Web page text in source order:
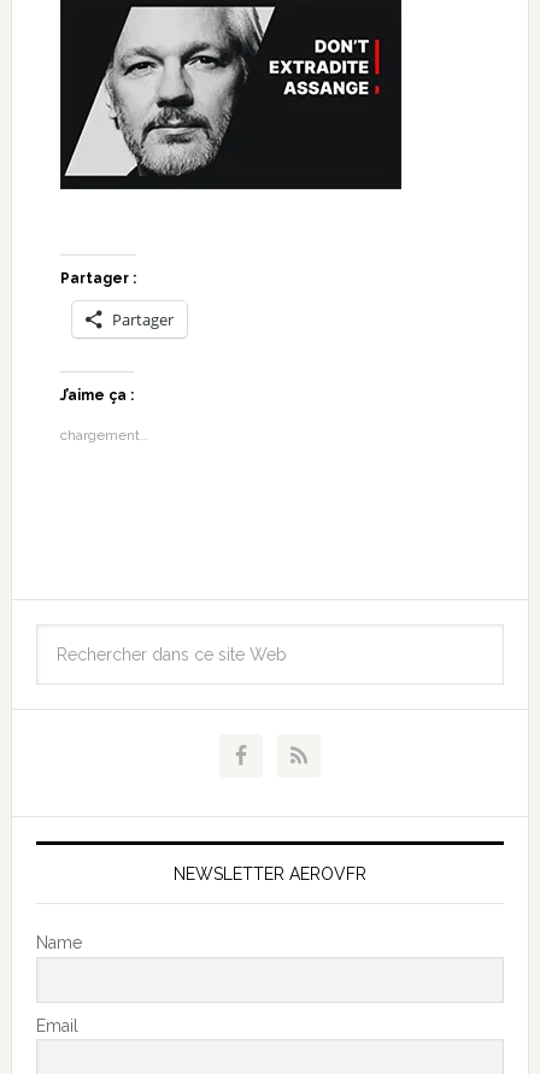
Partager :
Partager
J’aime ça :
chargement…
NEWSLETTER AEROVFR
Name
Email